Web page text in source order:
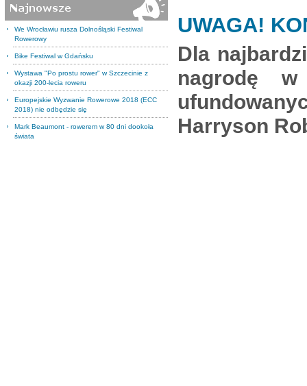
We Wrocławiu rusza Dolnośląski Festiwal
Rowerowy
Bike Festiwal w Gdańsku
Wystawa "Po prostu rower" w Szczecinie z
okazji 200-lecia roweru
Europejskie Wyzwanie Rowerowe 2018 (ECC
2018) nie odbędzie się
Mark Beaumont - rowerem w 80 dni dookoła
świata
UWAGA!
Dla
nagrodę
Harryson